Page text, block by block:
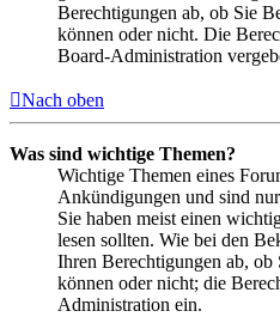
Berechtigungen ab, ob Sie
können oder nicht. Die
Board-Administration
Nach oben
Was sind wichtige Themen?
Wichtige Themen eines
Ankündigungen und sind
Sie haben meist einen
lesen sollten. Wie bei den
Ihren Berechtigungen ab,
können oder nicht; die
Administration ein.